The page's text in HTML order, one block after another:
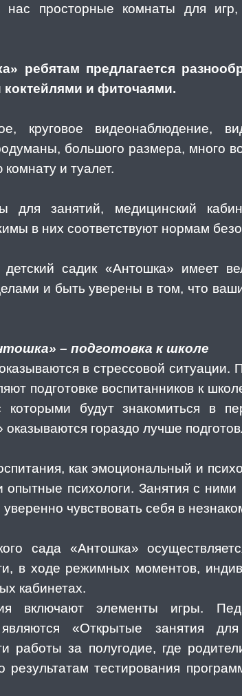
нас просторные комнаты для
ребятам предлагается
и фиточаями.
круговое видеонаблюдение,
большого размера, много
и туалет.
для занятий, медицинский
в них соответствуют нормам
садик «Антошка» имеет
и быть уверены в том, что
– подготовка к школе
в стрессовой ситуации.
подготовке воспитанников к
будут знакомиться в
оказываются гораздо лучше
как эмоциональный и
опытные психологи. Занятия с
чувствовать себя в
сада «Антошка»
в ходе режимных моментов,
кабинетах.
включают элементы игры.
являются «Открытые занятия
работы за полугодие, где
тестирования